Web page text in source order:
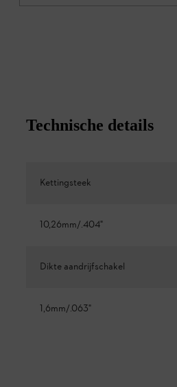
Technische details
Kettingsteek
10,26mm/.404"
Dikte aandrijfschakel
1,6mm/.063"